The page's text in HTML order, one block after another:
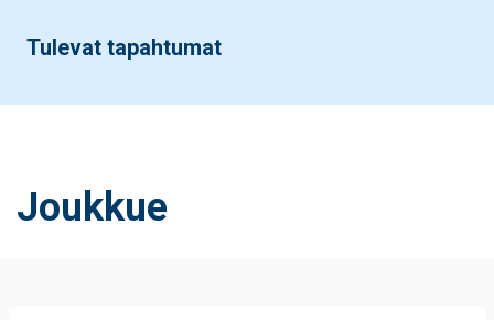
Tulevat tapahtumat
Joukkue